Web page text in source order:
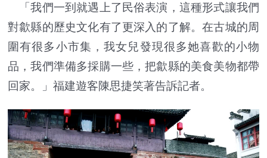
「我們一到就遇上了民俗表演，這種形式讓我們
對歙縣的歷史文化有了更深入的了解。在古城的周
圍有很多小市集，我女兒發現很多她喜歡的小物
品，我們準備多採購一些，把歙縣的美食美物都帶
回家。」福建遊客陳思捷笑著告訴記者。